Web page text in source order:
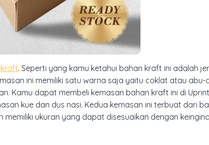
. Seperti yang kamu ketahui bahan kraft ini adalah
ini memiliki satu warna saja yaitu coklat atau abu-
Kamu dapat membeli kemasan bahan kraft ini di
kue dan dus nasi. Kedua kemasan ini terbuat dari
memiliki ukuran yang dapat disesuaikan dengan